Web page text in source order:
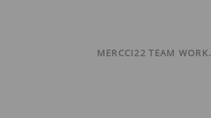
MERCCI22 TEAM WORK.